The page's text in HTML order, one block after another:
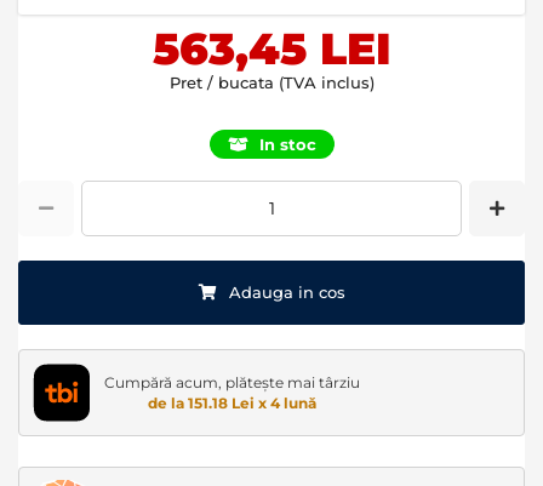
images
563,45 LEI
Pret / bucata (TVA inclus)
In stoc
Adauga in cos
Cumpără acum, plătește mai târziu
de la 151.18 Lei x 4 lună